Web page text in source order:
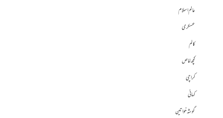
عالم اسلام
عسکری
کالم
کچھ خاص
کراچی
کہانی
گوشہ خواتین